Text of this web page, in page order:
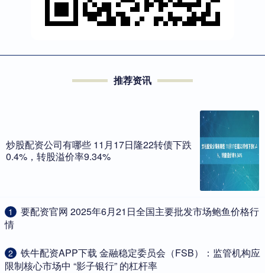
推荐资讯
炒股配资公司有哪些 11月17日隆22转债下跌
0.4%，转股溢价率9.34%
1
​要配资官网 2025年6月21日全国主要批发市场鲍鱼价格行
情
2
​铁牛配资APP下载 金融稳定委员会（FSB）：监管机构应
限制核心市场中 “影子银行” 的杠杆率